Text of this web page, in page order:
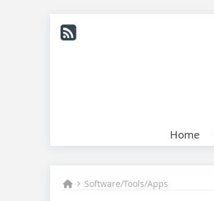
Home
Software/Tools/Apps